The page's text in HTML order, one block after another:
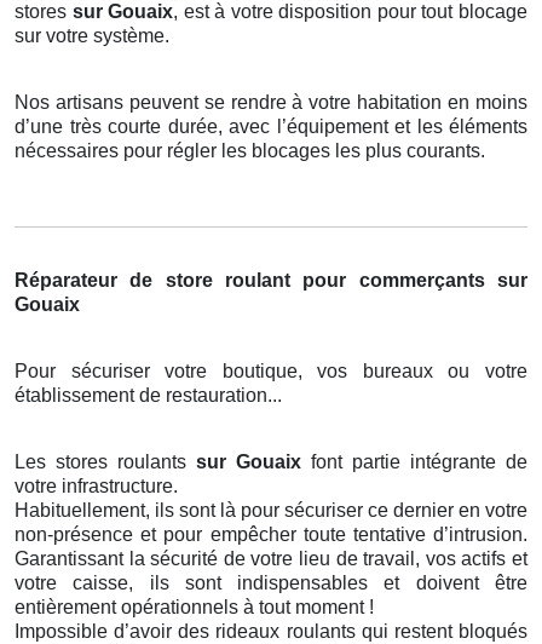
stores sur Gouaix, est à votre disposition pour tout blocage
sur votre système.
Nos artisans peuvent se rendre à votre habitation en moins
d’une très courte durée, avec l’équipement et les éléments
nécessaires pour régler les blocages les plus courants.
Réparateur de store roulant pour commerçants sur
Gouaix
Pour sécuriser votre boutique, vos bureaux ou votre
établissement de restauration...
Les stores roulants sur Gouaix font partie intégrante de
votre infrastructure.
Habituellement, ils sont là pour sécuriser ce dernier en votre
non-présence et pour empêcher toute tentative d’intrusion.
Garantissant la sécurité de votre lieu de travail, vos actifs et
votre caisse, ils sont indispensables et doivent être
entièrement opérationnels à tout moment !
Impossible d’avoir des rideaux roulants qui restent bloqués